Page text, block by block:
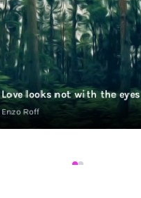
Love looks not with the eyes
Enzo Roff